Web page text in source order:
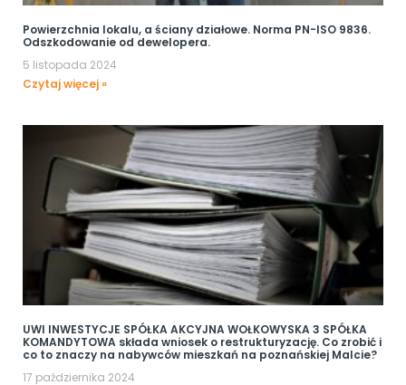
Powierzchnia lokalu, a ściany działowe. Norma PN-ISO 9836.
Odszkodowanie od dewelopera.
5 listopada 2024
Czytaj więcej »
UWI INWESTYCJE SPÓŁKA AKCYJNA WOŁKOWYSKA 3 SPÓŁKA
KOMANDYTOWA składa wniosek o restrukturyzację. Co zrobić i
co to znaczy na nabywców mieszkań na poznańskiej Malcie?
17 października 2024